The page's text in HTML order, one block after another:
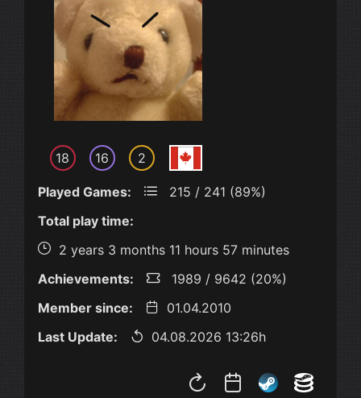
18 16 2
Played Games:
215 / 241 (89%)
Total play time:
2 years 3 months 11 hours 57 minutes
Achievements:
1989 / 9642 (20%)
Member since:
01.04.2010
Last Update:
04.08.2026 13:26h